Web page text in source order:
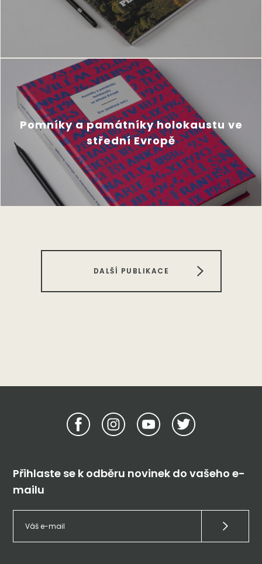
Pomníky a památníky holokaustu ve
střední Evropě
DALŠÍ PUBLIKACE
Přihlaste se k odběru novinek do vašeho e-
mailu